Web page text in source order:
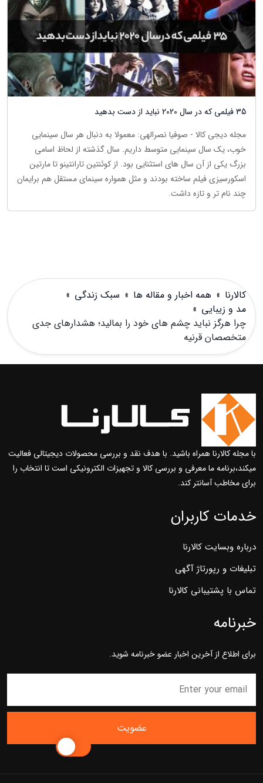
35 فیلمی که در سال 2020 نباید از دست بدهید
مجله دیجی کالا - صوفیا نصرالهی: معمولا به دنبال هر سال سینمایی
خوب، یک سال سینمایی متوسط داریم. سال گذشته از لحاظ اسامی
بزرگ یکی از آن سال های استثنایی بود. از کوئنتین تارانتینو تا مارتین
اسکورسیزی فیلم ساخته بودند و مثل همواره سینمای مستقل هم برایمان
چند نام تر و تازه داشت.
کالارنا » همه اخبار و مقاله ها » سبک زندگی »
مد و زیبایی »
چرا هرگز نباید چشم های خود را بمالید؛ هشدارهای جدی
متخصصان قرنیه
با مجله کالارنا همراه باشید. با هدف نقد و بررسی محصولات دیجیتالی فعالیت
میکند،برنامه ما معرفی و بررسی کالا و تجهیزات الکترونیکی است تا انتخاب را
برای مخاطب آسانتر کند.
خدمات کاربران
درباره وبسایت کالارنا
تبلیغات و رپورتاژ آگهی
تماس با پشتیبانی کالارنا
خبرنامه
برای اطلاع از آخرین اخبار عضو خبرنامه شوید.
عضویت